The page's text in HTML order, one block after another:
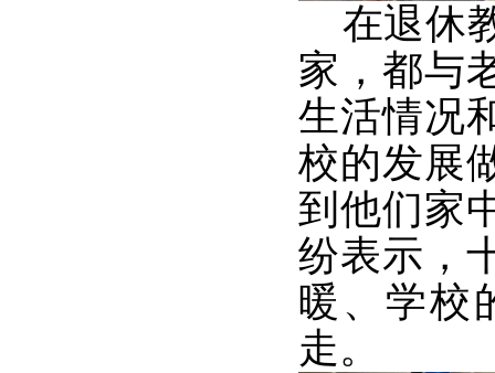
在退休
家，都与
生活情况
校的发展
到他们家
纷表示，
暖、学校
走。